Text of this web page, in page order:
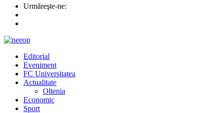
Urmăreşte-ne:
Editorial
Eveniment
FC Universitatea
Actualitate
Oltenia
Economic
Sport